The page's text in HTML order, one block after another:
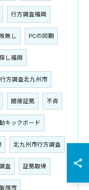
行方調査福岡
無し PCの同期
し福岡
行方調査北九州市
間接証拠 不貞
キックボード
北九州市行方調査
査 証拠取得
塚市